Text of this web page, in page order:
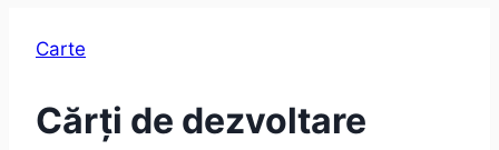
Carte
Cărți de dezvoltare